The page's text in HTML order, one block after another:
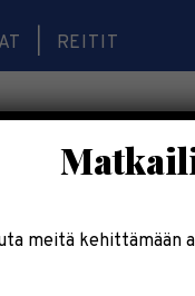
REITIT
TEE &
meitä kehittämään